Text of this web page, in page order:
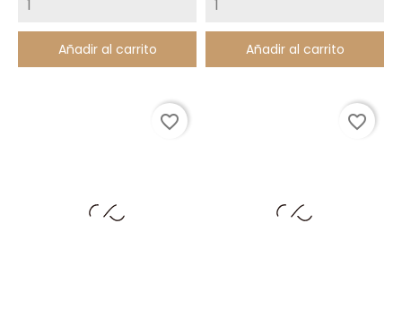
Añadir al carrito Añadir al carrito
favorite_border favorite_border